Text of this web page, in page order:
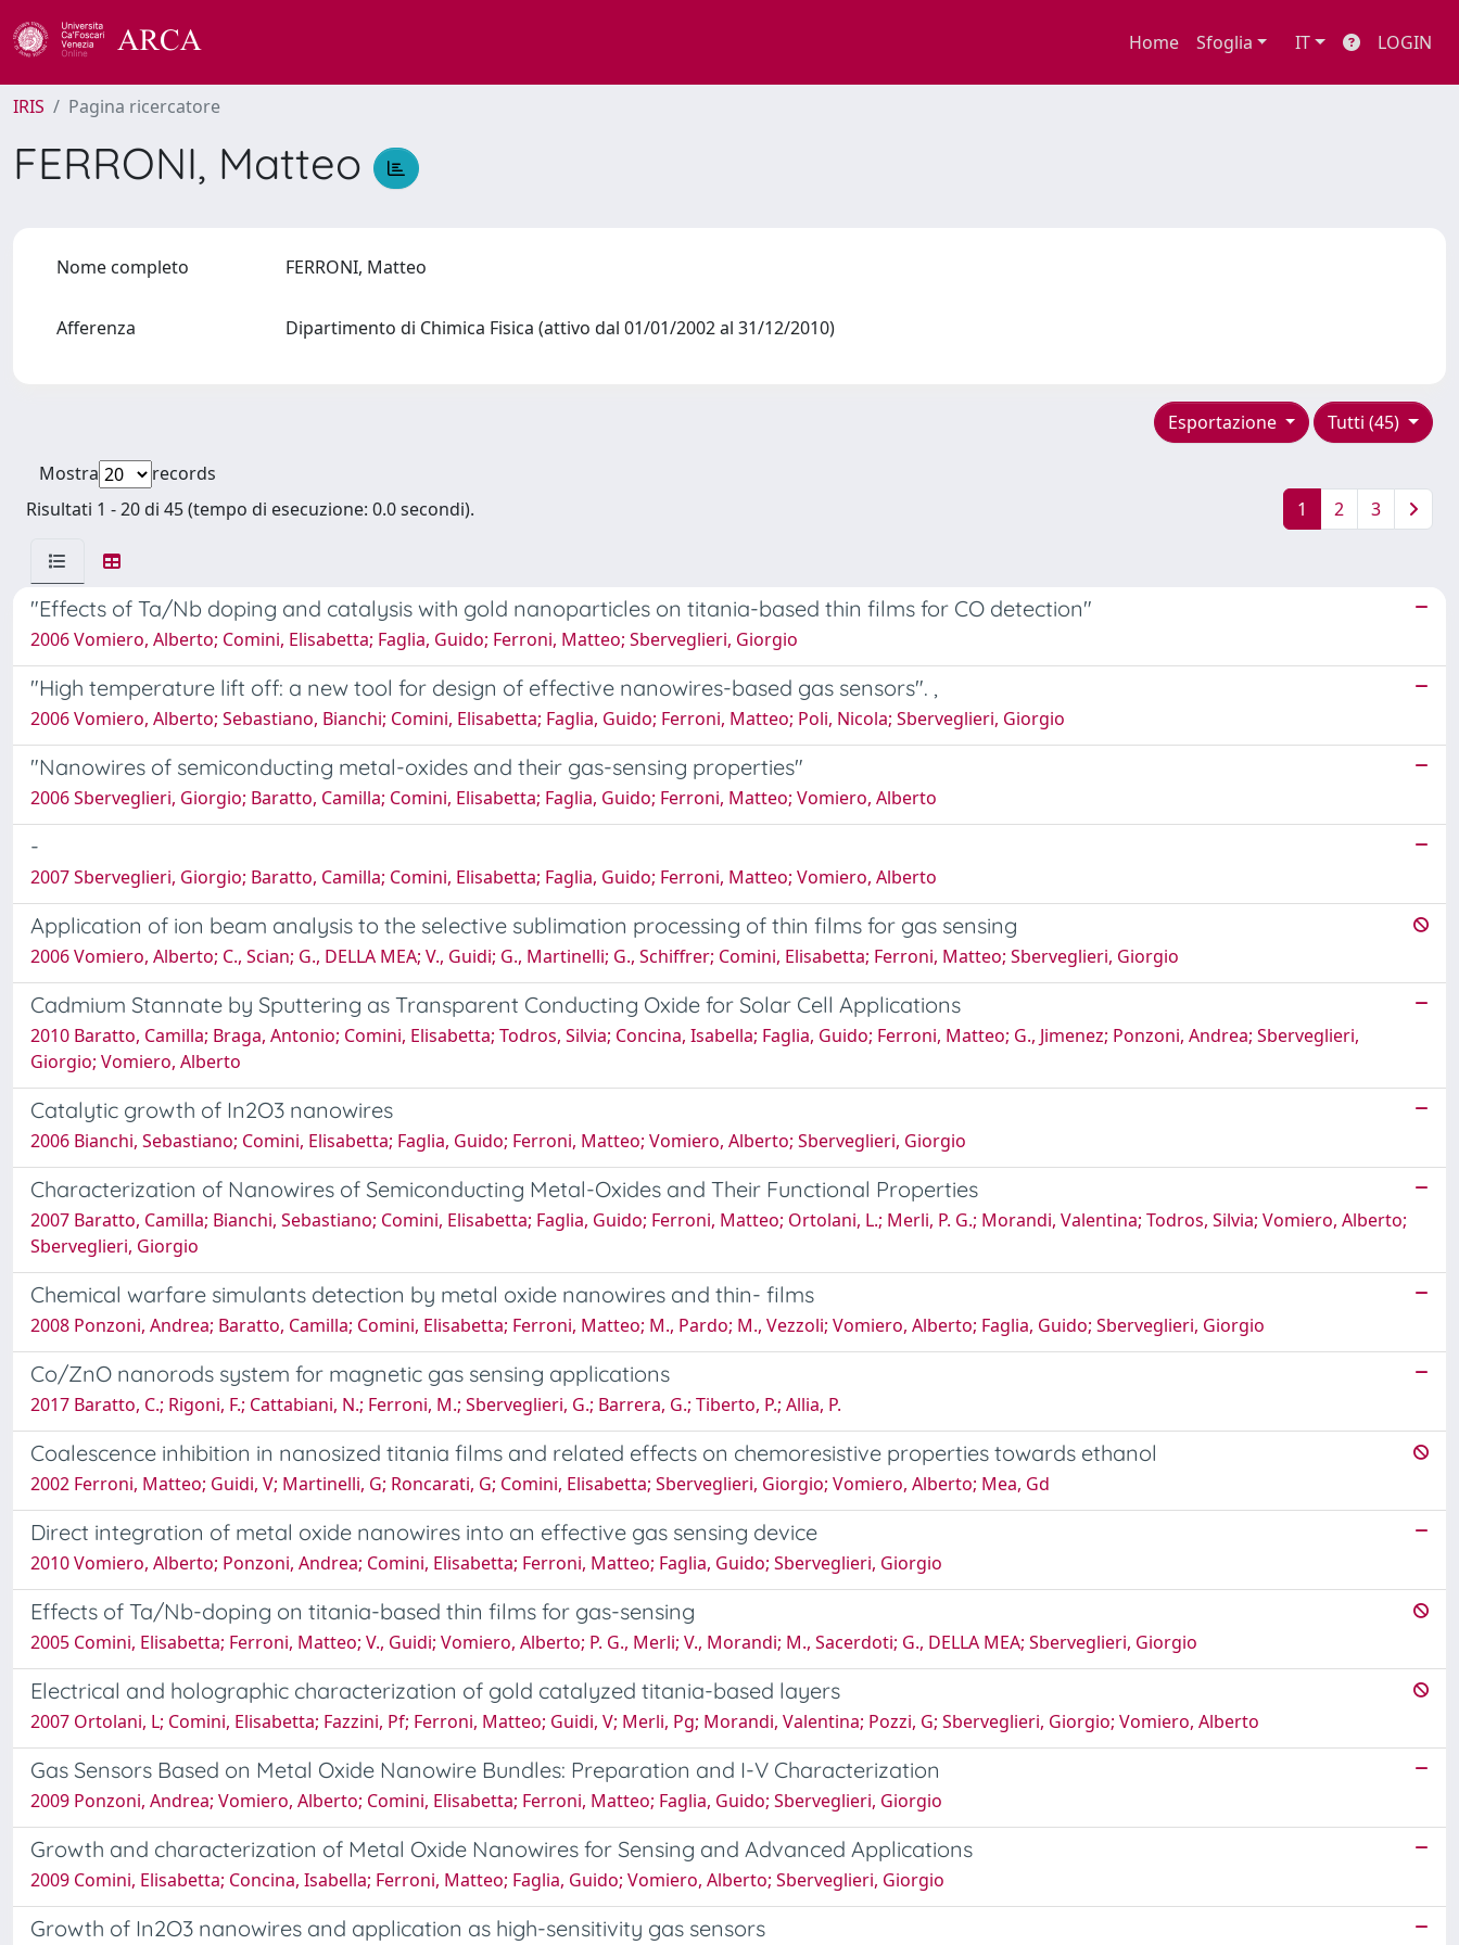
Home Sfoglia IT LOGIN
IRIS Pagina ricercatore
FERRONI, Matteo
Nome completo FERRONI, Matteo
Afferenza Dipartimento di Chimica Fisica (attivo dal 01/01/2002 al 31/12/2010)
Tutti (45)
Esportazione
Mostra
records
Risultati 1 - 20 di 45 (tempo di esecuzione: 0.0 secondi).
1 2 3
"Effects of Ta/Nb doping and catalysis with gold nanoparticles on titania-based thin films for CO detection"
2006 Vomiero, Alberto; Comini, Elisabetta; Faglia, Guido; Ferroni, Matteo; Sberveglieri, Giorgio
"High temperature lift off: a new tool for design of effective nanowires-based gas sensors". ,
2006 Vomiero, Alberto; Sebastiano, Bianchi; Comini, Elisabetta; Faglia, Guido; Ferroni, Matteo; Poli, Nicola; Sberveglieri, Giorgio
"Nanowires of semiconducting metal-oxides and their gas-sensing properties"
2006 Sberveglieri, Giorgio; Baratto, Camilla; Comini, Elisabetta; Faglia, Guido; Ferroni, Matteo; Vomiero, Alberto
-
2007 Sberveglieri, Giorgio; Baratto, Camilla; Comini, Elisabetta; Faglia, Guido; Ferroni, Matteo; Vomiero, Alberto
Application of ion beam analysis to the selective sublimation processing of thin films for gas sensing
2006 Vomiero, Alberto; C., Scian; G., DELLA MEA; V., Guidi; G., Martinelli; G., Schiffrer; Comini, Elisabetta; Ferroni, Matteo; Sberveglieri, Giorgio
Cadmium Stannate by Sputtering as Transparent Conducting Oxide for Solar Cell Applications
2010 Baratto, Camilla; Braga, Antonio; Comini, Elisabetta; Todros, Silvia; Concina, Isabella; Faglia, Guido; Ferroni, Matteo; G., Jimenez; Ponzoni, Andrea; Sberveglieri,
Giorgio; Vomiero, Alberto
Catalytic growth of In2O3 nanowires
2006 Bianchi, Sebastiano; Comini, Elisabetta; Faglia, Guido; Ferroni, Matteo; Vomiero, Alberto; Sberveglieri, Giorgio
Characterization of Nanowires of Semiconducting Metal-Oxides and Their Functional Properties
2007 Baratto, Camilla; Bianchi, Sebastiano; Comini, Elisabetta; Faglia, Guido; Ferroni, Matteo; Ortolani, L.; Merli, P. G.; Morandi, Valentina; Todros, Silvia; Vomiero, Alberto;
Sberveglieri, Giorgio
Chemical warfare simulants detection by metal oxide nanowires and thin- films
2008 Ponzoni, Andrea; Baratto, Camilla; Comini, Elisabetta; Ferroni, Matteo; M., Pardo; M., Vezzoli; Vomiero, Alberto; Faglia, Guido; Sberveglieri, Giorgio
Co/ZnO nanorods system for magnetic gas sensing applications
2017 Baratto, C.; Rigoni, F.; Cattabiani, N.; Ferroni, M.; Sberveglieri, G.; Barrera, G.; Tiberto, P.; Allia, P.
Coalescence inhibition in nanosized titania films and related effects on chemoresistive properties towards ethanol
2002 Ferroni, Matteo; Guidi, V; Martinelli, G; Roncarati, G; Comini, Elisabetta; Sberveglieri, Giorgio; Vomiero, Alberto; Mea, Gd
Direct integration of metal oxide nanowires into an effective gas sensing device
2010 Vomiero, Alberto; Ponzoni, Andrea; Comini, Elisabetta; Ferroni, Matteo; Faglia, Guido; Sberveglieri, Giorgio
Effects of Ta/Nb-doping on titania-based thin films for gas-sensing
2005 Comini, Elisabetta; Ferroni, Matteo; V., Guidi; Vomiero, Alberto; P. G., Merli; V., Morandi; M., Sacerdoti; G., DELLA MEA; Sberveglieri, Giorgio
Electrical and holographic characterization of gold catalyzed titania-based layers
2007 Ortolani, L; Comini, Elisabetta; Fazzini, Pf; Ferroni, Matteo; Guidi, V; Merli, Pg; Morandi, Valentina; Pozzi, G; Sberveglieri, Giorgio; Vomiero, Alberto
Gas Sensors Based on Metal Oxide Nanowire Bundles: Preparation and I-V Characterization
2009 Ponzoni, Andrea; Vomiero, Alberto; Comini, Elisabetta; Ferroni, Matteo; Faglia, Guido; Sberveglieri, Giorgio
Growth and characterization of Metal Oxide Nanowires for Sensing and Advanced Applications
2009 Comini, Elisabetta; Concina, Isabella; Ferroni, Matteo; Faglia, Guido; Vomiero, Alberto; Sberveglieri, Giorgio
Growth of In2O3 nanowires and application as high-sensitivity gas sensors